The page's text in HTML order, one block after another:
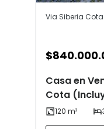
Via Siberia
$
Casa en
Cota